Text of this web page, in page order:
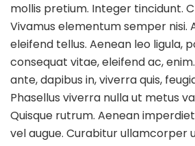
mollis pretium. Integer tincidunt.
Vivamus elementum semper nisi.
eleifend tellus. Aenean leo ligula,
consequat vitae, eleifend ac,
ante, dapibus in, viverra quis,
Phasellus viverra nulla ut metus
Quisque rutrum. Aenean
vel augue. Curabitur ullamcorper